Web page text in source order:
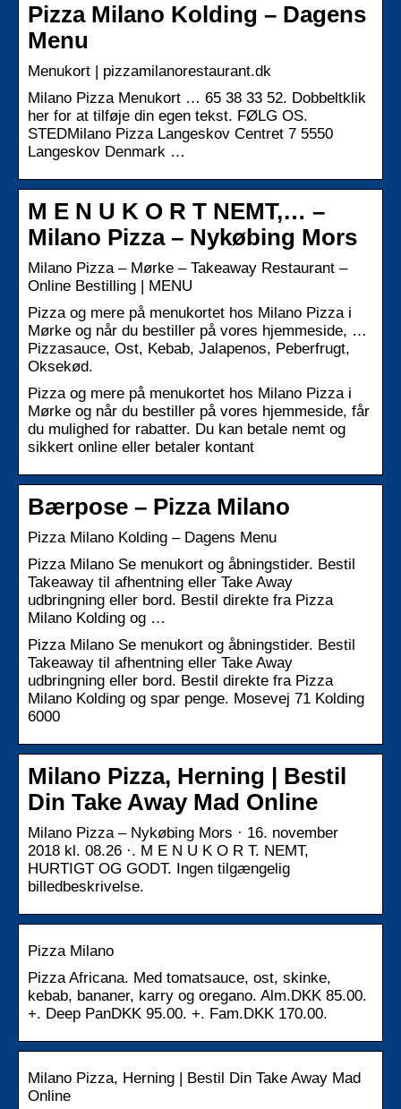
Pizza Milano Kolding – Dagens
Menu
Menukort | pizzamilanorestaurant.dk
Milano Pizza Menukort … 65 38 33 52. Dobbeltklik
her for at tilføje din egen tekst. FØLG OS.
STEDMilano Pizza Langeskov Centret 7 5550
Langeskov Denmark …
M E N U K O R T NEMT,… –
Milano Pizza – Nykøbing Mors
Milano Pizza – Mørke – Takeaway Restaurant –
Online Bestilling | MENU
Pizza og mere på menukortet hos Milano Pizza i
Mørke og når du bestiller på vores hjemmeside, …
Pizzasauce, Ost, Kebab, Jalapenos, Peberfrugt,
Oksekød.
Pizza og mere på menukortet hos Milano Pizza i
Mørke og når du bestiller på vores hjemmeside, får
du mulighed for rabatter. Du kan betale nemt og
sikkert online eller betaler kontant
Bærpose – Pizza Milano
Pizza Milano Kolding – Dagens Menu
Pizza Milano Se menukort og åbningstider. Bestil
Takeaway til afhentning eller Take Away
udbringning eller bord. Bestil direkte fra Pizza
Milano Kolding og …
Pizza Milano Se menukort og åbningstider. Bestil
Takeaway til afhentning eller Take Away
udbringning eller bord. Bestil direkte fra Pizza
Milano Kolding og spar penge. Mosevej 71 Kolding
6000
Milano Pizza, Herning | Bestil
Din Take Away Mad Online
Milano Pizza – Nykøbing Mors · 16. november
2018 kl. 08.26 ·. M E N U K O R T. NEMT,
HURTIGT OG GODT. Ingen tilgængelig
billedbeskrivelse.
Pizza Milano
Pizza Africana. Med tomatsauce, ost, skinke,
kebab, bananer, karry og oregano. Alm.DKK 85.00.
+. Deep PanDKK 95.00. +. Fam.DKK 170.00.
Milano Pizza, Herning | Bestil Din Take Away Mad
Online